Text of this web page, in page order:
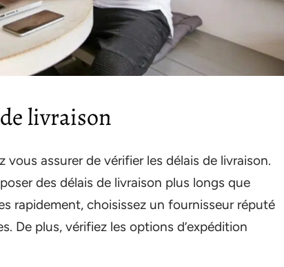
livraison
assurer de vérifier les délais de livraison.
des délais de livraison plus longs que
rapidement, choisissez un fournisseur réputé
De plus, vérifiez les options d’expédition